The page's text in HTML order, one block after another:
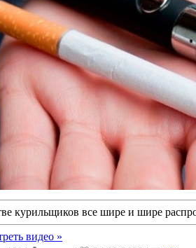
курильщиков все шире и шире
видео »